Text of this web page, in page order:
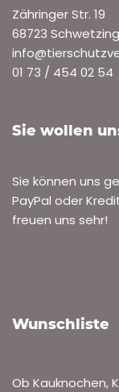
Zähringer Str. 19
68723
01 73 / 454 02 54
Sie wollen
Sie können uns
PayPal oder
freuen uns sehr!
Wunschliste
Ob Kauknochen,